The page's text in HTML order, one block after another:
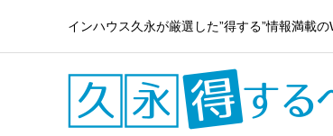
インハウス久永が厳選した”得する”情報満載